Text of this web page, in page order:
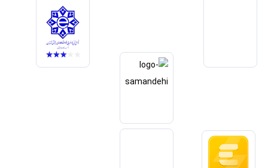
خدمات و به‌روزرسانی مداوم محصولات، مسیر ما را روشن‌تر می‌کند. ما باور
داریم آینده بازار دیجیتال متعلق به کسب‌وکارهایی است که صداقت و شفافیت
را در اولویت قرار می‌دهند. گوشی آنلاین با تکیه بر تجربه و تخصص، با قدرت به
سمت تحقق این چشم‌انداز حرکت می‌کند.